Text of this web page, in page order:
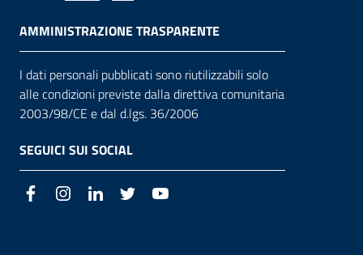
AMMINISTRAZIONE TRASPARENTE
I dati personali pubblicati sono riutilizzabili solo
alle condizioni previste dalla direttiva comunitaria
2003/98/CE e dal d.lgs. 36/2006
SEGUICI SUI SOCIAL
FacebookInstagramLinkedIn Twitter